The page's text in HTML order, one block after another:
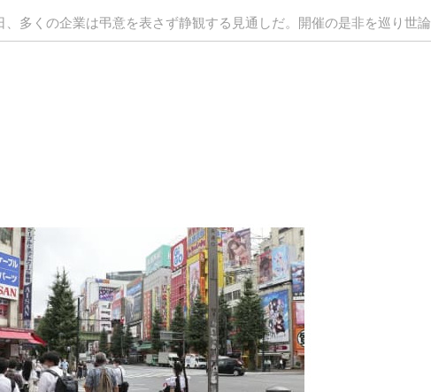
多くの企業は弔意を表さず静観する見通しだ。開催の是非を巡り世論